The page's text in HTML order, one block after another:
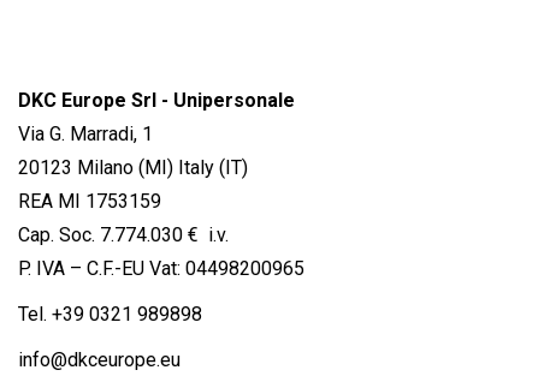
DKC Europe Srl - Unipersonale
Via G. Marradi, 1
20123 Milano (MI) Italy (IT)
REA MI 1753159
Cap. Soc. 7.774.030 € i.v.
P. IVA – C.F.-EU Vat: 04498200965
Tel. +39 0321 989898
info@dkceurope.eu